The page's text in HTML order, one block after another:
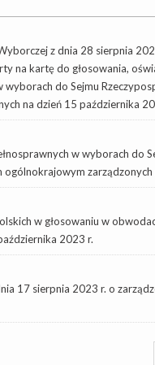
z dnia 28 sierpnia
na kartę do głosowania,
do Sejmu
na dzień 15 października
w wyborach do
w głosowaniu w
2023 r.
17 sierpnia 2023 r. o